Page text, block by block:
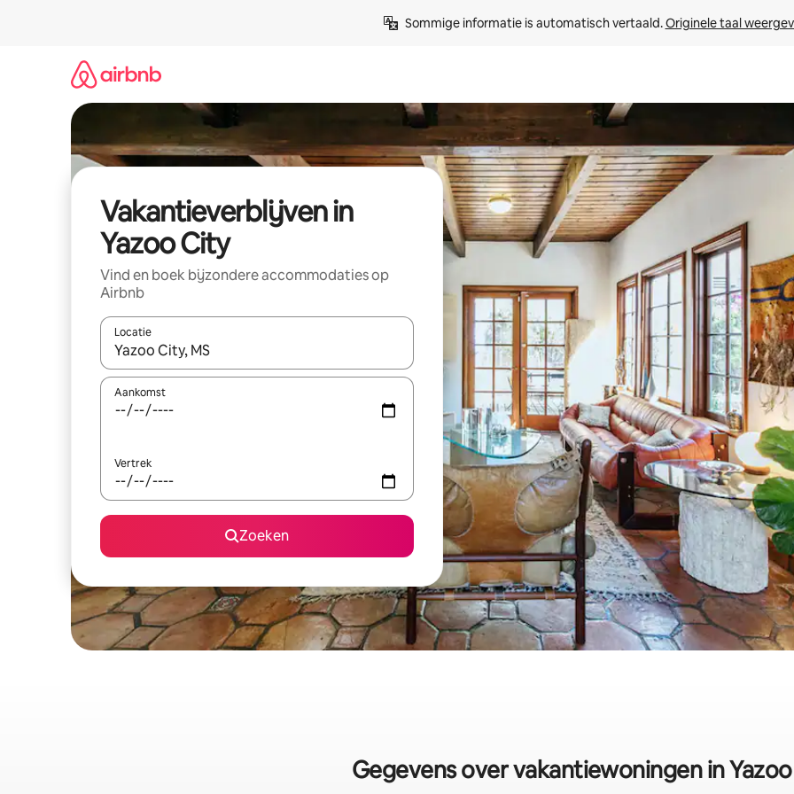
Sommige informatie is automatisch vertaald. Originele taal
Vakantieverblijven in
Yazoo City
Vind en boek bijzondere accommodaties op
Airbnb
Locatie
Wanneer er resultaten beschikbaar zijn, maak je een keuze met je de pijltjestoetsen omhoog en omlaag, óf door te
Aankomst
Vertrek
Zoeken
Gegevens over vakantiewoningen in